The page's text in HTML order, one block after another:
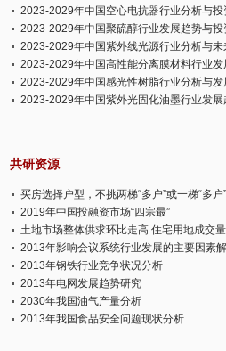
资潜力分析报告
2023-2029年中国空心电抗器行业分析与投
析报告
2023-2029年中国聚硫醇行业发展趋势与投
报告
2023-2029年中国紫外线光源行业分析与未
势报告
2023-2029年中国高性能分离膜材料行业发
发展前景预测报告
2023-2029年中国感光性树脂行业分析与发
测报告
2023-2029年中国紫外光固化油墨行业发展
共研资源
买房选择户型，不挑两梯“多户”或一梯“多户”
2019年中国投融资市场“四宗最”
土地市场整体供求环比走高 住宅用地成交
2013年影响会议系统行业发展的主要因素
2013年钢铁行业竞争状况分析
2013年电网发展趋势研究
2030年我国油气产量分析
2013年我国食品安全问题现状分析